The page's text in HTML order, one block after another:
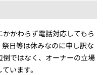
かわらず電話対応してもら
日等は休みなのに申し訳な
ではなく、オーナーの立場
います。